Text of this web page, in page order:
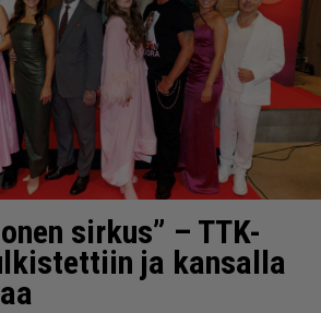
sirkus” – TTK-
ja kansalla